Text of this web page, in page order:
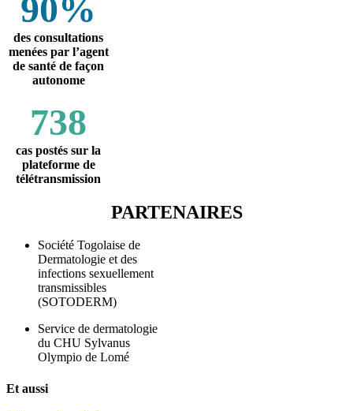
90%
des consultations
menées par l’agent
de santé de façon
autonome
738
cas postés sur la
plateforme de
télétransmission
PARTENAIRES
Société Togolaise de
Dermatologie et des
infections sexuellement
transmissibles
(SOTODERM)
Service de dermatologie
du CHU Sylvanus
Olympio de Lomé
Et aussi